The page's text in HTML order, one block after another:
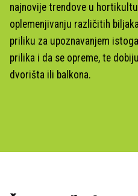
najnovije trendove u
oplemenjivanju različitih
priliku za upoznavanjem
prilika i da se opreme, te
dvorišta ili balkona.